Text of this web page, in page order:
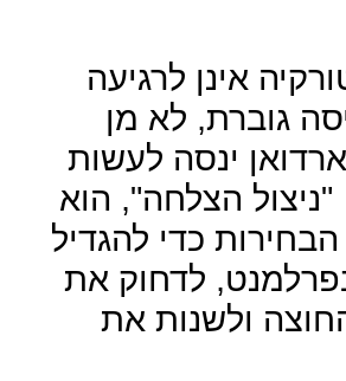
אינן לרגיעה
גוברת, לא מן
ינסה לעשות
"ניצול הצלחה", הוא
כדי להגדיל
לדחוק את
ולשנות את